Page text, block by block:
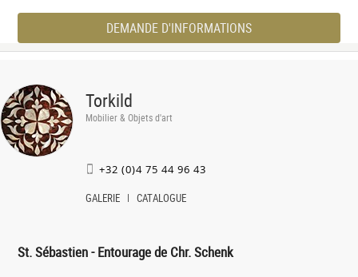
DEMANDE D'INFORMATIONS
Torkild
Mobilier & Objets d'art
+32 (0)4 75 44 96 43
GALERIE CATALOGUE
St. Sébastien - Entourage de Chr. Schenk